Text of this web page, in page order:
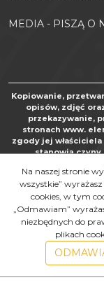
MEDIA - PISZĄ O
Kopiowanie,
opisów, zdjęć
przekazywanie,
stronach www.
zgody jej
stanowią
karnego, art. 24 i
oraz art. 116 i nast.
Copyright by
Na naszej stronie
wszystkie”
cookies, w tym
„Odmawiam”
niezbędnych do
plikach